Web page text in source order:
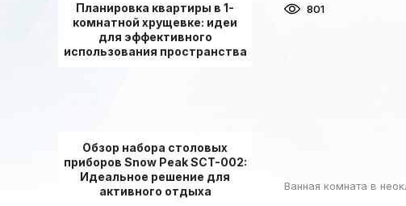
801
Ванная комната в
Планировка квартиры в 1-
комнатной хрущевке: идеи
для эффективного
использования пространства
Обзор набора столовых
приборов Snow Peak SCT-002:
Идеальное решение для
активного отдыха